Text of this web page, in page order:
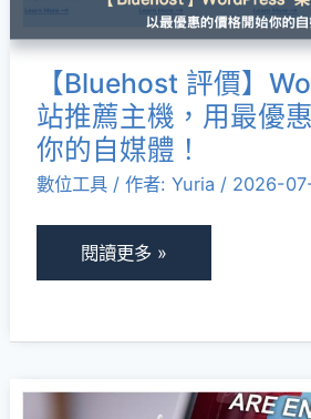
【Bluehost 評價】
站推薦主機，用最優
你的自媒體！
數位工具/ 作者: Yuria / 2026-
主
機，
用
最
優
的
價
閱讀更多 »
特